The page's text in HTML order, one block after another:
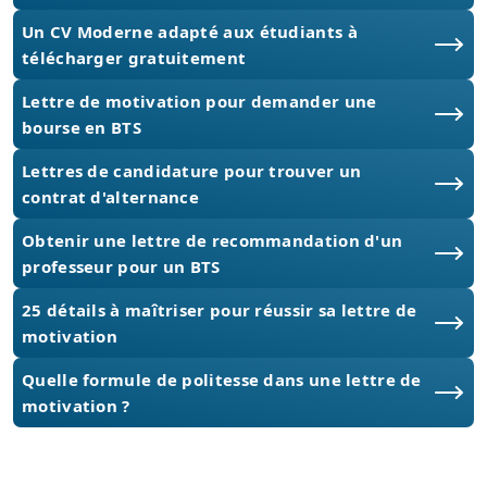
Un CV Moderne adapté aux étudiants à
télécharger gratuitement
Lettre de motivation pour demander une
bourse en BTS
Lettres de candidature pour trouver un
contrat d'alternance
Obtenir une lettre de recommandation d'un
professeur pour un BTS
25 détails à maîtriser pour réussir sa lettre de
motivation
Quelle formule de politesse dans une lettre de
motivation ?